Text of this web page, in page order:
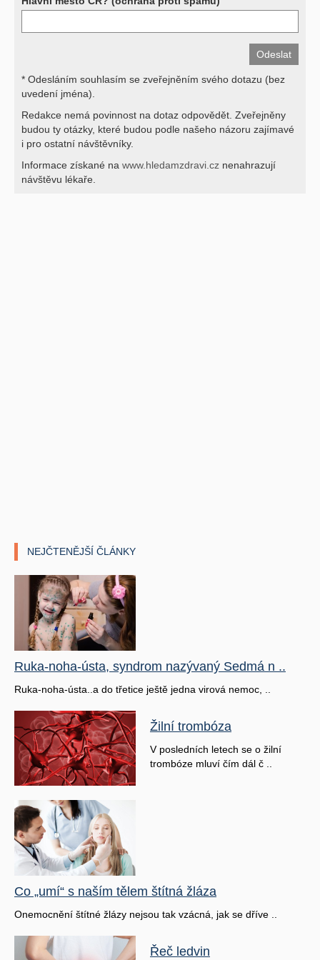
* Odesláním souhlasím se zveřejněním svého dotazu (bez
uvedení jména).
Redakce nemá povinnost na dotaz odpovědět. Zveřejněny
budou ty otázky, které budou podle našeho názoru zajímavé
i pro ostatní návštěvníky.
Informace získané na www.hledamzdravi.cz nenahrazují
návštěvu lékaře.
NEJČTENĚJŠÍ ČLÁNKY
Ruka-noha-ústa, syndrom nazývaný Sedmá n ..
Ruka-noha-ústa..a do třetice ještě jedna virová nemoc, ..
Žilní trombóza
V posledních letech se o žilní
trombóze mluví čím dál č ..
Co „umí“ s naším tělem štítná žláza
Onemocnění štítné žlázy nejsou tak vzácná, jak se dříve ..
Řeč ledvin